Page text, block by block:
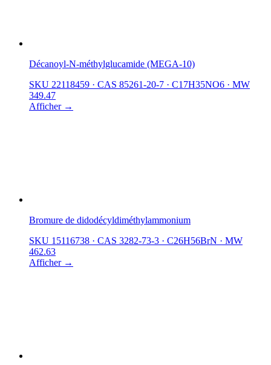
Décanoyl-N-méthylglucamide (MEGA-10)
SKU 22118459 · CAS 85261-20-7 · C17H35NO6 · MW
349.47
Afficher →
Bromure de didodécyldiméthylammonium
SKU 15116738 · CAS 3282-73-3 · C26H56BrN · MW
462.63
Afficher →